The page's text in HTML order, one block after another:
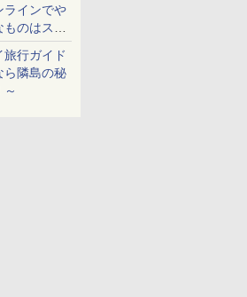
ラインでや
のはスマ
のみ
旅行ガイド
ら隣島の秘